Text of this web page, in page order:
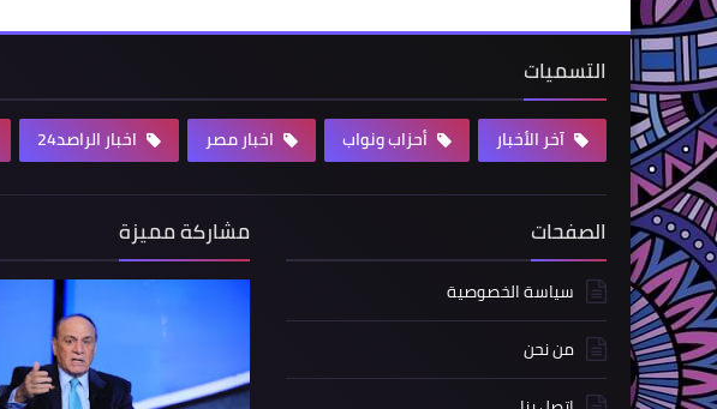
التسميات
آخر الأخبار أحزاب ونواب اخبار مصر اخبار الراصد24
الصفحات
سياسة الخصوصية
من نحن
مشاركة مميزة